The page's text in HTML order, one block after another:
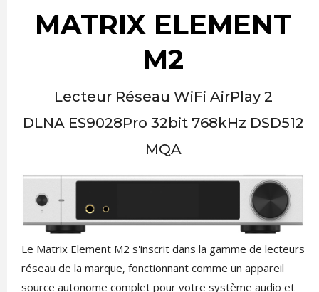
MATRIX ELEMENT
M2
Lecteur Réseau WiFi AirPlay 2
DLNA ES9028Pro 32bit 768kHz DSD512
MQA
Le Matrix Element M2 s'inscrit dans la gamme de lecteurs
réseau de la marque, fonctionnant comme un appareil
source autonome complet pour votre système audio et